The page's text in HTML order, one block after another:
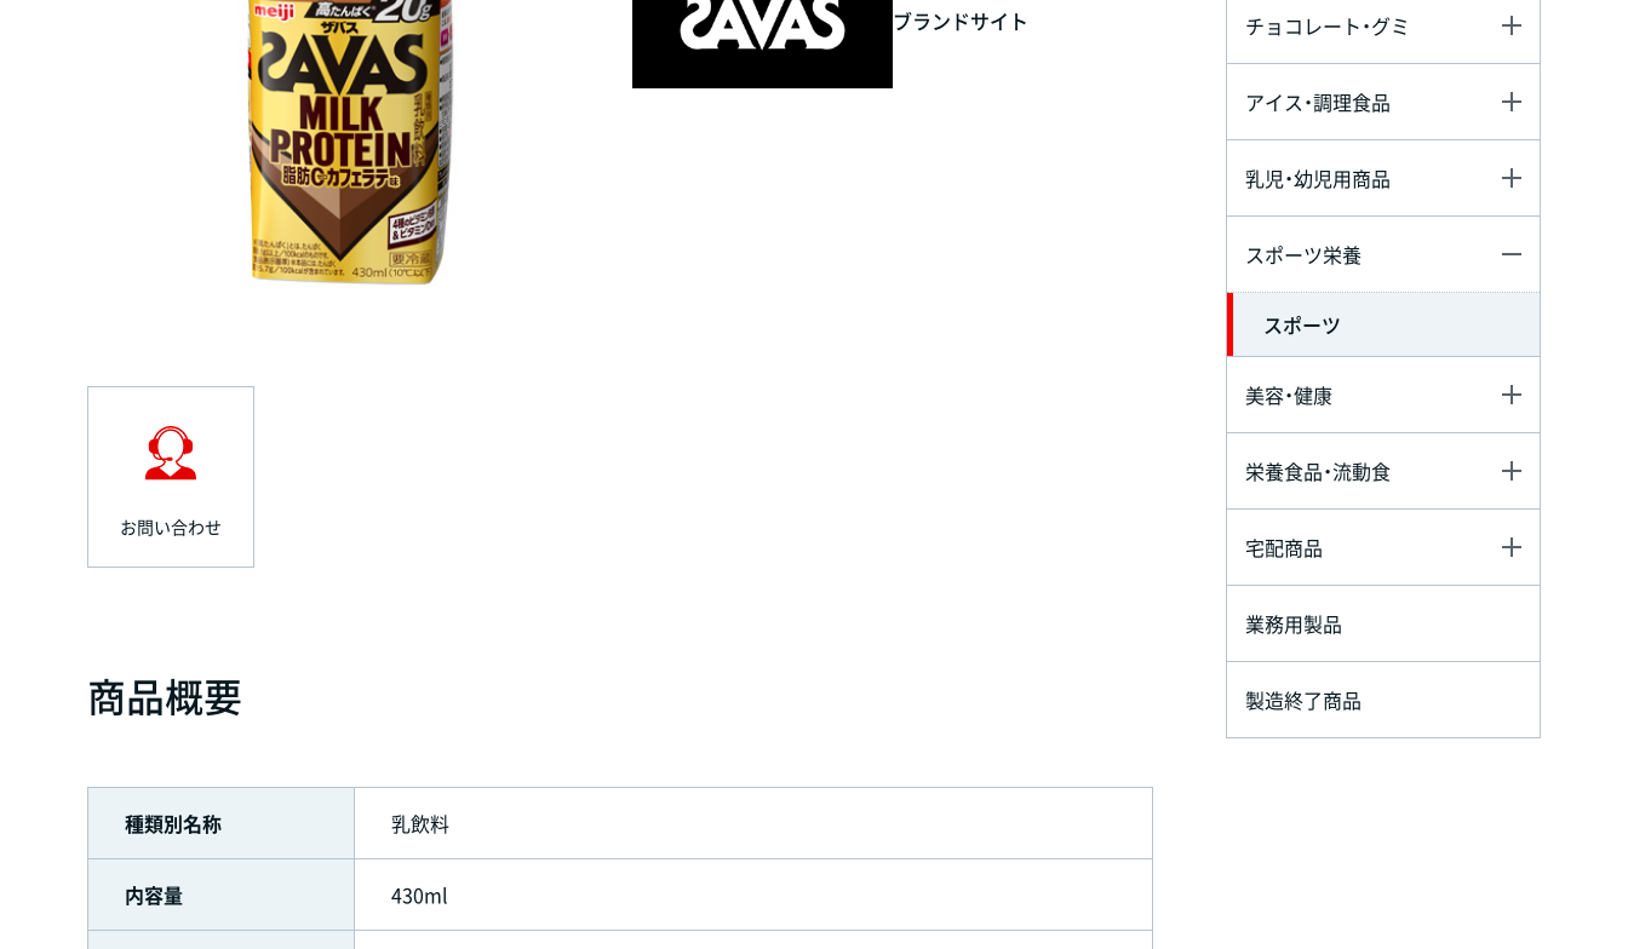
ブランドサイト
お問い合わせ
商品概要
種類別名称 乳飲料
内容量 430ml
チョコレート・グミ
アイス・調理食品
乳児・幼児用商品
スポーツ栄養
スポーツ
美容・健康
栄養食品・流動食
宅配商品
業務用製品
製造終了商品